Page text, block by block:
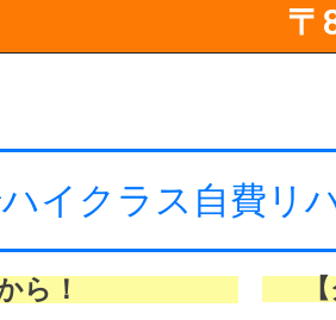
〒
イクラス自費リ
ら！